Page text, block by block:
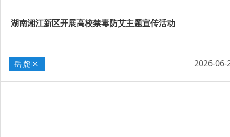
湖南湘江新区开展高校禁毒防艾主题宣传活动
岳麓区 2026-06-